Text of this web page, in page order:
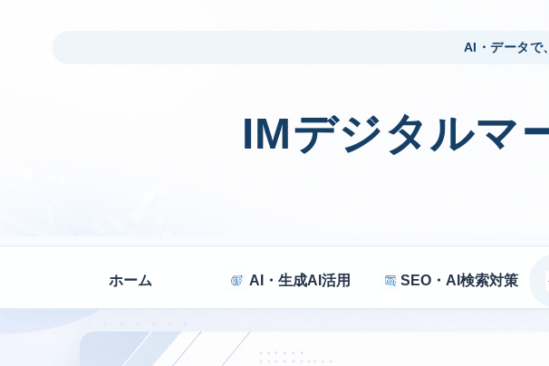
AI・データで
IMデジタルマ
ホーム AI・生成AI活用 SEO・AI検索対策